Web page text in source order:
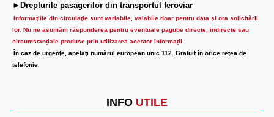
►Drepturile pasagerilor din transportul feroviar
Informaţiile din circulaţie sunt variabile, valabile doar pentru data şi ora solicitării
lor. Nu ne asumăm răspunderea pentru eventuale pagube directe, indirecte sau
circumstanțiale produse prin utilizarea acestor informații.
În caz de urgenţe, apelaţi numărul european unic 112. Gratuit în orice reţea de
telefonie.
INFO UTILE